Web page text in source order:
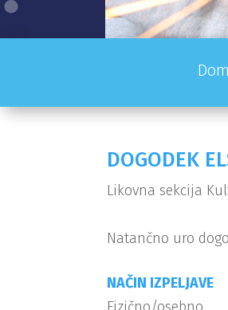
DOGODEK
Likovna sekcija
Natančno uro
NAČIN IZPELJAVE